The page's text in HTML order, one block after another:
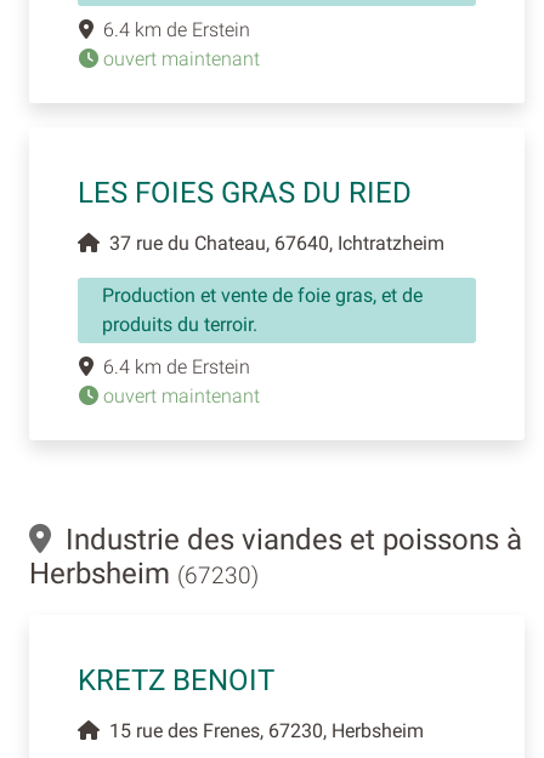
6.4 km de Erstein
ouvert maintenant
LES FOIES GRAS DU RIED
37 rue du Chateau, 67640, Ichtratzheim
Production et vente de foie gras, et de
produits du terroir.
6.4 km de Erstein
ouvert maintenant
Industrie des viandes et poissons à
Herbsheim (67230)
KRETZ BENOIT
15 rue des Frenes, 67230, Herbsheim